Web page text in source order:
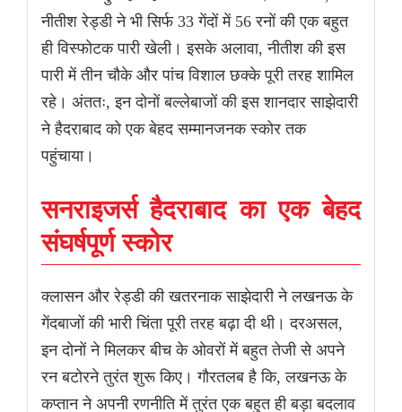
नीतीश रेड्डी ने भी सिर्फ 33 गेंदों में 56 रनों की एक बहुत
ही विस्फोटक पारी खेली। इसके अलावा, नीतीश की इस
पारी में तीन चौके और पांच विशाल छक्के पूरी तरह शामिल
रहे। अंततः, इन दोनों बल्लेबाजों की इस शानदार साझेदारी
ने हैदराबाद को एक बेहद सम्मानजनक स्कोर तक
पहुंचाया।
सनराइजर्स हैदराबाद का एक बेहद
संघर्षपूर्ण स्कोर
क्लासन और रेड्डी की खतरनाक साझेदारी ने लखनऊ के
गेंदबाजों की भारी चिंता पूरी तरह बढ़ा दी थी। दरअसल,
इन दोनों ने मिलकर बीच के ओवरों में बहुत तेजी से अपने
रन बटोरने तुरंत शुरू किए। गौरतलब है कि, लखनऊ के
कप्तान ने अपनी रणनीति में तुरंत एक बहुत ही बड़ा बदलाव